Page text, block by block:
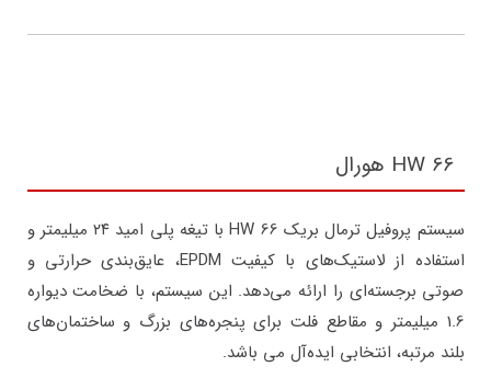
HW 66 هورال
سیستم پروفیل ترمال بریک HW 66 با تیغه پلی امید ۲۴ میلیمتر و
استفاده از لاستیک‌های با کیفیت EPDM، عایق‌بندی حرارتی و
صوتی برجسته‌ای را ارائه می‌دهد. این سیستم، با ضخامت دیواره
1.6 میلیمتر و مقاطع فلت برای پنجره‌های بزرگ و ساختمان‌های
بلند مرتبه، انتخابی ایده‌آل می باشد.